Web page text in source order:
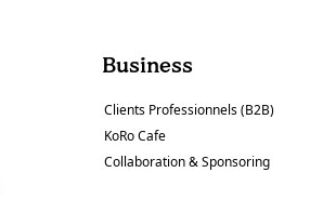
Business
Clients Professionnels (B2B)
KoRo Cafe
Collaboration & Sponsoring